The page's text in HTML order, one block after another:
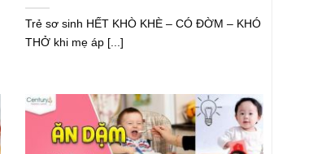
Trẻ sơ sinh HẾT KHÒ KHÈ – CÓ ĐỜM – KHÓ
THỞ khi mẹ áp [...]